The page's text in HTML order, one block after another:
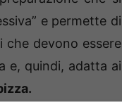
e permette di
che devono essere
e, quindi, adatta ai